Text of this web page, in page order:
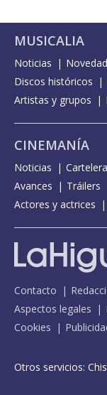
MUSICALIA
Noticias
Discos históricos
Artistas y grupos
CINEMANÍA
Noticias Cartelera
Avances
Tráilers
Actores y actrices
Contacto
Aspectos legales
Cookies
Otros servicios: